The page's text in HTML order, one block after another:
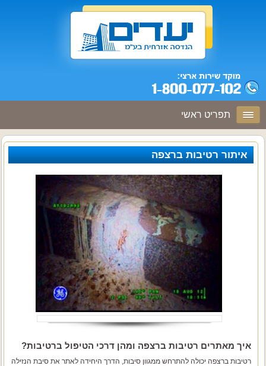
תפריט ראשי
איתור רטיבות ברצפה
איך מאתרים רטיבות ברצפה ומהן דרכי הטיפול ברטיבות?
רטיבות ברצפה יכולה להתרחש ממגוון סיבות, הדרך היחידה לאתר את סיבת הנזילה